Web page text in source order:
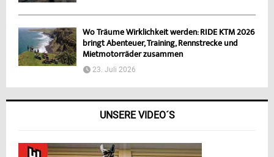
Wo Träume Wirklichkeit werden: RIDE KTM 2026
bringt Abenteuer, Training, Rennstrecke und
Mietmotorräder zusammen
23. Juli 2026
UNSERE VIDEO´S